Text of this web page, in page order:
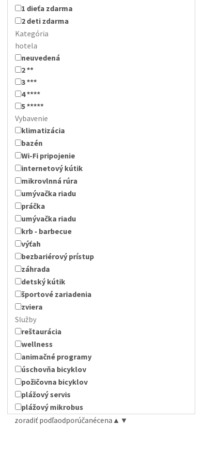
1 dieťa zdarma
2 deti zdarma
Kategória
hotela
neuvedená
2 **
3 ***
4 ****
5 *****
Vybavenie
klimatizácia
bazén
Wi-Fi pripojenie
internetový kútik
mikrovlnná rúra
umývačka riadu
práčka
umývačka riadu
krb - barbecue
výťah
bezbariérový prístup
záhrada
detský kútik
športové zariadenia
zviera
Služby
reštaurácia
wellness
animačné programy
úschovňa bicyklov
požičovna bicyklov
plážový servis
plážový mikrobus
zoradiť podľaodporúčanécena ▲ ▼